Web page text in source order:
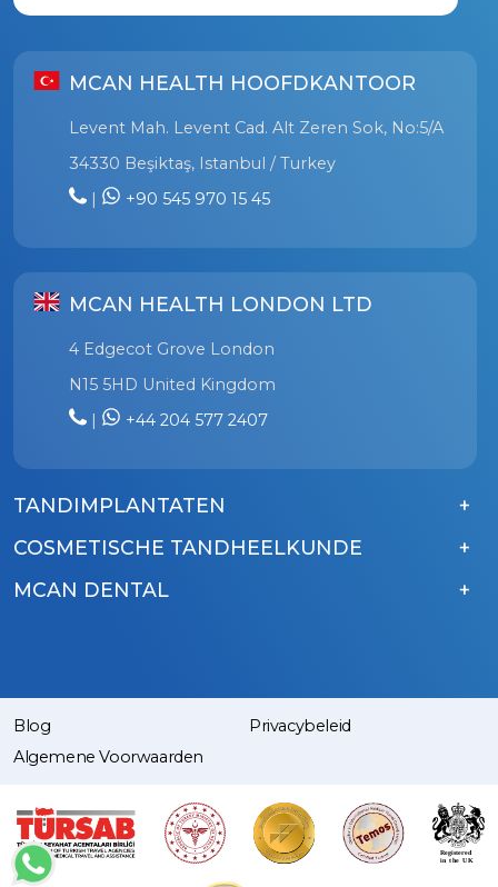
MCAN HEALTH HOOFDKANTOOR
Levent Mah. Levent Cad. Alt Zeren Sok, No:5/A
34330 Beşiktaş, Istanbul / Turkey
|
+90 545 970 15 45
MCAN HEALTH LONDON LTD
4 Edgecot Grove London
N15 5HD United Kingdom
|
+44 204 577 2407
TANDIMPLANTATEN
COSMETISCHE TANDHEELKUNDE
MCAN DENTAL
Blog
Privacybeleid
Algemene Voorwaarden